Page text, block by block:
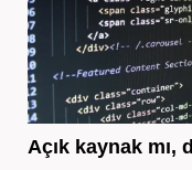
Açık kaynak mı,